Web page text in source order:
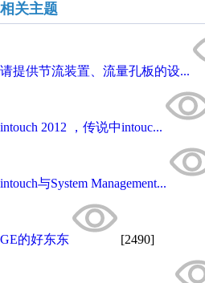
相关主题
请提供节流装置、流量孔板的设...
intouch 2012 ，传说中intouc...
intouch与System Management...
GE的好东东 [2490]